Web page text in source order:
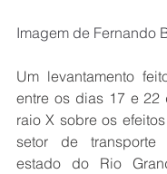
Imagem de Fernando
Um levantamento
entre os dias 17 e 22
raio X sobre os
setor de
estado do Rio